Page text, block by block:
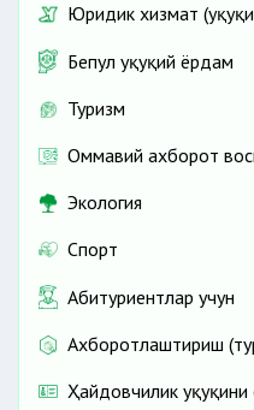
Юридик хизмат
Бепул ҳуқуқий ёрдам
Туризм
Оммавий ахборот
Экология
Спорт
Абитуриентлар учун
Ахборотлаштириш
Ҳайдовчилик